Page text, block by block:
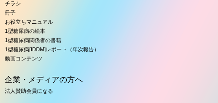
チラシ
冊子
お役立ちマニュアル
1型糖尿病の絵本
1型糖尿病関係者の書籍
1型糖尿病[IDDM]レポート（年次報告）
動画コンテンツ
企業・メディアの方へ
法人賛助会員になる